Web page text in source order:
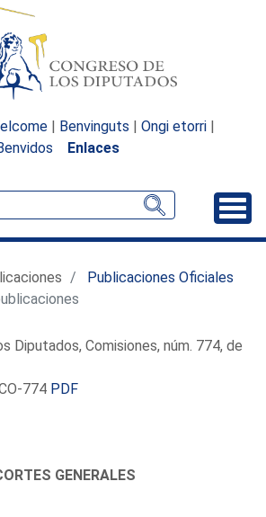
| Benvinguts | Ongi etorri |
Enlaces
Publicaciones Oficiales
Diputados, Comisiones, núm. 774, de
774 PDF
GENERALES